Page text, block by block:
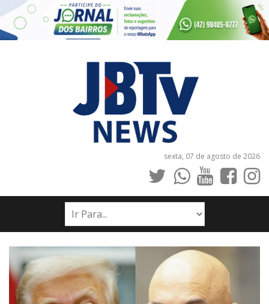
sexta, 07 de agosto de 2026
INÍCIO
NOTÍCIAS
JORNAIS
PUBLICAÇÕES LEGAIS
CONTATO